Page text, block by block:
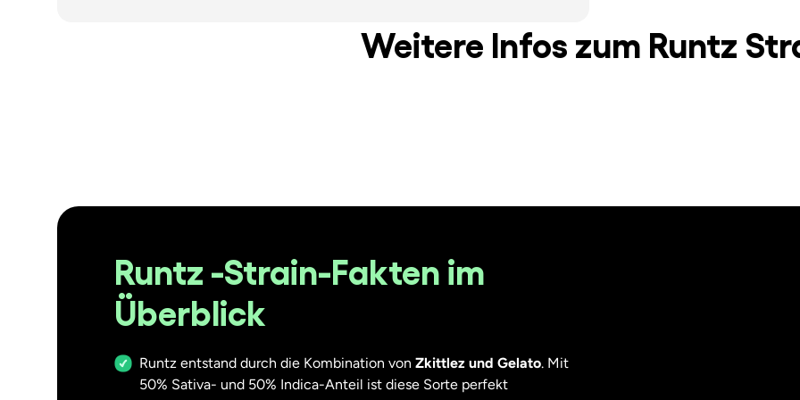
Weitere Infos zum Runtz
Runtz -Strain-Fakten im
Überblick
Runtz entstand durch die Kombination von Zkittlez und Gelato. Mit
50% Sativa- und 50% Indica-Anteil ist diese Sorte perfekt